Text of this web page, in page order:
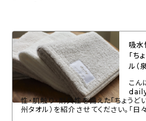
吸水
「ち
ル（
こん
daily
性・肌触り・耐久性を備えた「ちょうど
州タオル）を紹介させてください。「日